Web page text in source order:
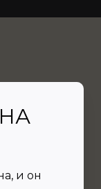
и он